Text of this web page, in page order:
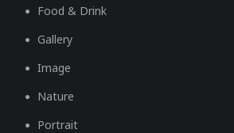
Food & Drink
Gallery
Image
Nature
Portrait